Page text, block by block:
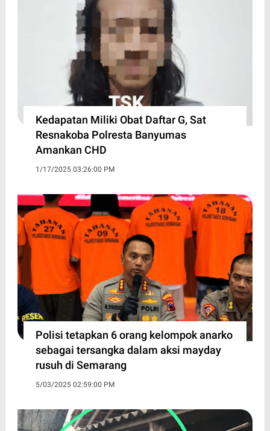
Kedapatan Miliki Obat Daftar G, Sat
Resnakoba Polresta Banyumas
Amankan CHD
1/17/2025 03:26:00 PM
Polisi tetapkan 6 orang kelompok anarko
sebagai tersangka dalam aksi mayday
rusuh di Semarang
5/03/2025 02:59:00 PM